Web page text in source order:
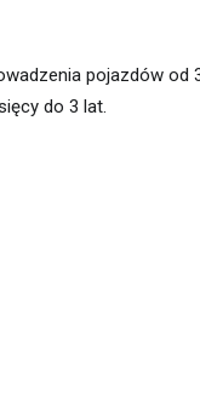
pojazdów od
do 3 lat.